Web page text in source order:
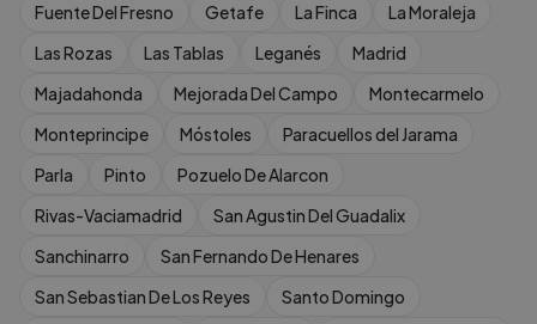
Fuente Del Fresno
Getafe La Finca
La Moraleja
Las Rozas
Las Tablas Leganés
Madrid
Majadahonda
Mejorada Del Campo
Montecarmelo
Monteprincipe
Móstoles
Paracuellos del Jarama
Parla
Pinto
Pozuelo De Alarcon
Rivas-Vaciamadrid
San Agustin Del Guadalix
Sanchinarro
San Fernando De Henares
San Sebastian De Los Reyes
Santo Domingo